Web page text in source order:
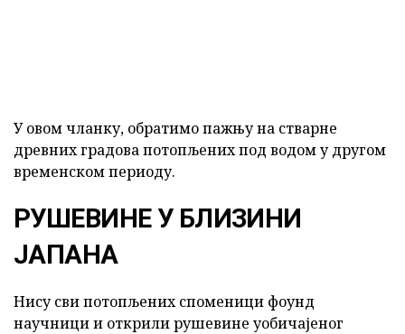
У овом чланку, обратимо пажњу на стварне
древних градова потопљених под водом у другом
временском периоду.
РУШЕВИНЕ У БЛИЗИНИ
ЈАПАНА
Нису сви потопљених споменици фоунд
научници и открили рушевине уобичајеног